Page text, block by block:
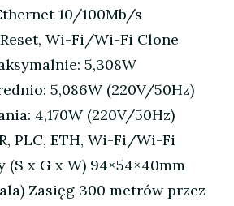
10/100Mb/s
Wi-Fi/Wi-Fi Clone
5,308W
5,086W (220V/50Hz)
4,170W (220V/50Hz)
PLC, ETH, Wi-Fi/Wi-Fi
(S x G x W) 94×54×40mm
Zasięg 300 metrów przez